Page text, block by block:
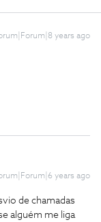
years ago
years ago
de chamadas
alguém me liga